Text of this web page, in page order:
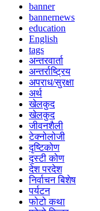
banner
bannernews
education
English
tags
अन्तरवार्ता
अन्तर्राष्ट्रिय
अपराध/सुरक्षा
अर्थ
खेलकुद
खेलकुद
जीवनशैली
टेक्नोलोजी
दृष्टिकोण
दृस्टी कोण
देश परदेश
निर्वाचन बिशेष
पर्यटन
फोटो कथा